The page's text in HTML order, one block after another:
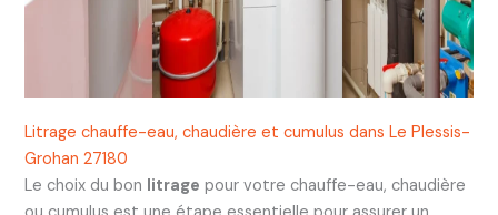
Litrage chauffe-eau, chaudière et cumulus dans Le Plessis-
Grohan 27180
Le choix du bon litrage pour votre chauffe-eau, chaudière